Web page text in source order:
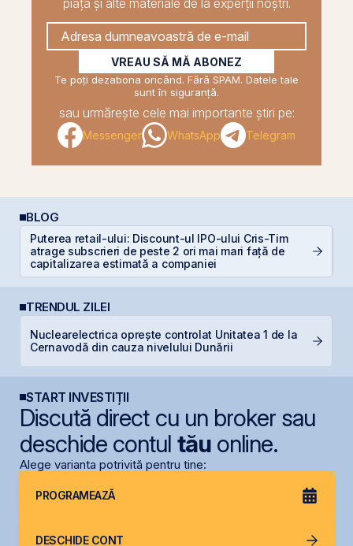
piață și alte materiale de la experții noștri.
VREAU SĂ MĂ ABONEZ
Te poți dezabona oricând. Fără SPAM. Datele tale
sunt în siguranță.
sau urmărește cele mai importante știri pe:
Messenger WhatsApp Telegram
BLOG
Puterea retail-ului: Discount-ul IPO-ului Cris-Tim
atrage subscrieri de peste 2 ori mai mari față de
capitalizarea estimată a companiei
TRENDUL ZILEI
Nuclearelectrica oprește controlat Unitatea 1 de la
Cernavodă din cauza nivelului Dunării
START INVESTIȚII
Discută direct cu un broker sau
deschide contul tăuonline.
Alege varianta potrivită pentru tine:
PROGRAMEAZĂ
DESCHIDE CONT